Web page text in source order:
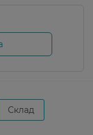
Склад